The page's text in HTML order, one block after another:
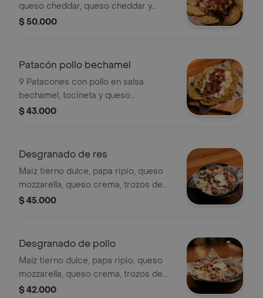
queso cheddar, queso cheddar y
tocineta.
$ 50.000
Patacón pollo bechamel
9 Patacones con pollo en salsa
bechamel, tocineta y queso
mozzarella.
$ 43.000
Desgranado de res
Maiz tierno dulce, papa ripio, queso
mozzarella, queso crema, trozos de
lomo, tocineta y queso parmesano.
$ 45.000
Desgranado de pollo
Maíz tierno dulce, papa ripio, queso
mozzarella, queso crema, trozos de
pollo, tocineta, queso parmesano y
$ 42.000